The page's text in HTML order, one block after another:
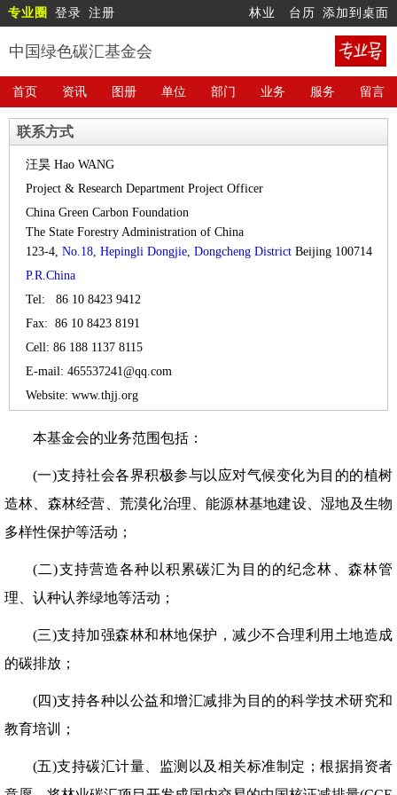
专业圈 登录 注册 林业 台历 添加到桌面
中国绿色碳汇基金会
首页 资讯 图册 单位 部门 业务 服务 留言
联系方式
汪昊 Hao WANG
Project & Research Department Project Officer
China Green Carbon Foundation
The State Forestry Administration of China
123-4, No.18, Hepingli Dongjie, Dongcheng DistrictBeijing 100714
P.R.China
Tel: 86 10 8423 9412
Fax: 86 10 8423 8191
Cell: 86 188 1137 8115
E-mail: 465537241@qq.com
Website: www.thjj.org
本基金会的业务范围包括：
(一)支持社会各界积极参与以应对气候变化为目的的植树
造林、森林经营、荒漠化治理、能源林基地建设、湿地及生物
多样性保护等活动；
(二)支持营造各种以积累碳汇为目的的纪念林、森林管
理、认种认养绿地等活动；
(三)支持加强森林和林地保护，减少不合理利用土地造成
的碳排放；
(四)支持各种以公益和增汇减排为目的的科学技术研究和
教育培训；
(五)支持碳汇计量、监测以及相关标准制定；根据捐资者